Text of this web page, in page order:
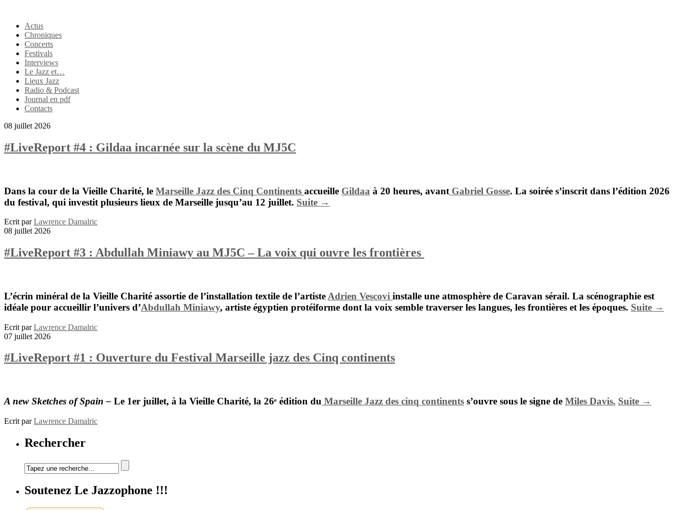
Actus
Chroniques
Concerts
Festivals
Interviews
Le Jazz et…
Lieux Jazz
Radio & Podcast
Journal en pdf
Contacts
08 juillet 2026
#LiveReport #4 : Gildaa incarnée sur la scène du MJ5C
Dans la cour de la Vieille Charité, le Marseille Jazz des Cinq Continents accueille Gildaa à 20 heures, avant Gabriel Gosse. La soirée s’inscrit dans l’édition 2026
du festival, qui investit plusieurs lieux de Marseille jusqu’au 12 juillet. Suite →
Ecrit parLawrence Damalric
08 juillet 2026
#LiveReport #3 : Abdullah Miniawy au MJ5C – La voix qui ouvre les frontières
L’écrin minéral de la Vieille Charité assortie de l’installation textile de l’artiste Adrien Vescovi installe une atmosphère de Caravan sérail. La scénographie est
idéale pour accueillir l’univers d’Abdullah Miniawy, artiste égyptien protéiforme dont la voix semble traverser les langues, les frontières et les époques. Suite →
Ecrit parLawrence Damalric
07 juillet 2026
#LiveReport #1 : Ouverture du Festival Marseille jazz des Cinq continents
A new Sketches of Spain – Le 1er juillet, à la Vieille Charité, la 26ᵉ édition du Marseille Jazz des cinq continents s’ouvre sous le signe de Miles Davis. Suite →
Ecrit parLawrence Damalric
Rechercher
Soutenez Le Jazzophone !!!